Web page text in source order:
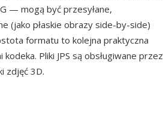
— mogą być przesyłane,
(jako płaskie obrazy side-by-side)
formatu to kolejna praktyczna
Pliki JPS są obsługiwane przez
zdjęć 3D.